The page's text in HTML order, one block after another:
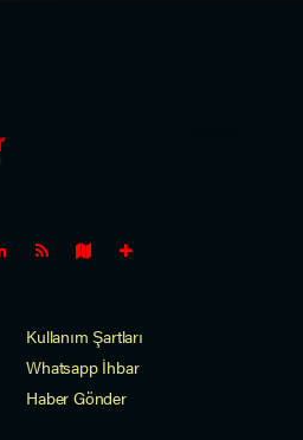
Kullanım Şartları
Whatsapp İhbar
Haber Gönder